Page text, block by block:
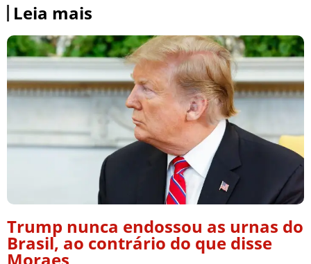
Leia mais
Trump nunca endossou as urnas do
Brasil, ao contrário do que disse